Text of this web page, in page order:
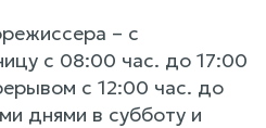
– с
с 08:00 час. до 17:00
с 12:00 час. до
днями в субботу и